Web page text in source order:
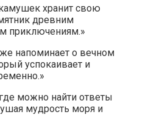
хранит свою
древним
приключениям.»
напоминает о вечном
успокаивает и
можно найти ответы
мудрость моря и